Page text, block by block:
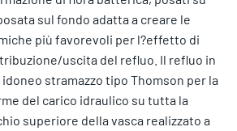
sul fondo adatta a creare le
più favorevoli per l?effetto di
uscita del refluo. Il refluo in
stramazzo tipo Thomson per la
del carico idraulico su tutta la
superiore della vasca realizzato a